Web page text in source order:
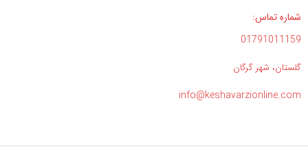
شماره تماس:
01791011159
گلستان، شهر گرگان
info@keshavarzionline.com